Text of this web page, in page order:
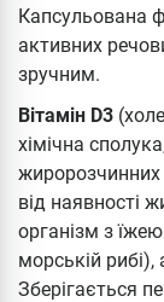
Капсульована
активних
зручним.
Вітамін D3
хімічна
жиророзчинних
від наявності
організм з
морській
Зберігається